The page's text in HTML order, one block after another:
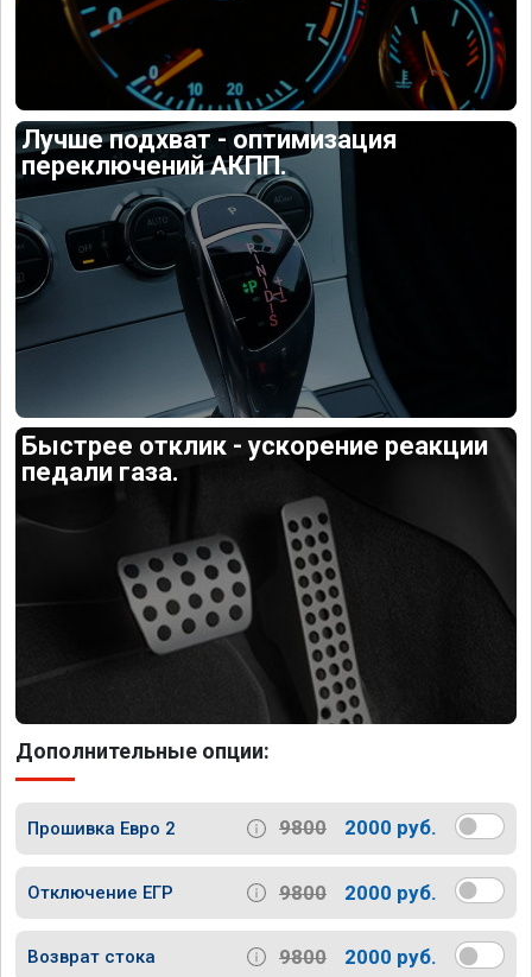
Лучше подхват - оптимизация
переключений АКПП.
Быстрее отклик - ускорение реакции
педали газа.
Дополнительные опции:
Прошивка Евро 2 9800 2000 руб.
Отключение ЕГР 9800 2000 руб.
Возврат стока 9800 2000 руб.